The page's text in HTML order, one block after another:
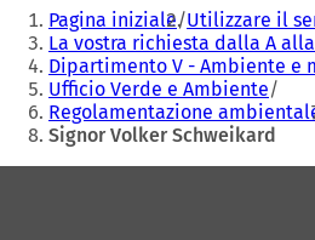
qui:
Pagina iniziale Utilizzare il
La vostra richiesta dalla A
Dipartimento V - Ambiente e
Ufficio Verde e Ambiente
Regolamentazione
Signor Volker Schweikard